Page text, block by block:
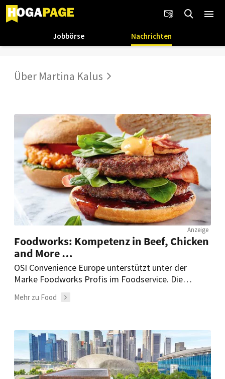
Jobbörse Nachrichten
Über Martina Kalus
Anzeige
Foodworks: Kompetenz in Beef, Chicken
and More …
OSI Convenience Europe unterstützt unter der
Marke Foodworks Profis im Foodservice. Die
zeitgemäßen Lösungen rund um Rindfleisch-,
höchste Standards.
Mehr zu Food